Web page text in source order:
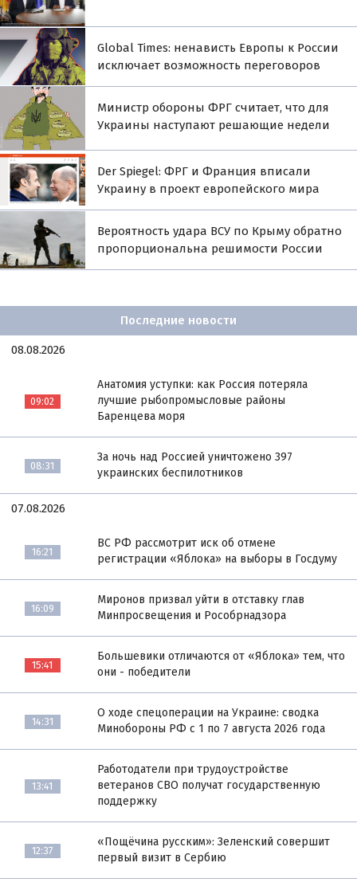
Global Times: ненависть Европы к России
исключает возможность переговоров
Министр обороны ФРГ считает, что для
Украины наступают решающие недели
Der Spiegel: ФРГ и Франция вписали
Украину в проект европейского мира
Вероятность удара ВСУ по Крыму обратно
пропорциональна решимости России
Последние новости
08.08.2026
09:02
Анатомия уступки: как Россия потеряла
лучшие рыбопромысловые районы
Баренцева моря
08:31
За ночь над Россией уничтожено 397
украинских беспилотников
07.08.2026
16:21
ВС РФ рассмотрит иск об отмене
регистрации «Яблока» на выборы в Госдуму
16:09
Миронов призвал уйти в отставку глав
Минпросвещения и Рособрнадзора
15:41
Большевики отличаются от «Яблока» тем, что
они - победители
14:31
О ходе спецоперации на Украине: сводка
Минобороны РФ с 1 по 7 августа 2026 года
13:41
Работодатели при трудоустройстве
ветеранов СВО получат государственную
поддержку
12:37
«Пощёчина русским»: Зеленский совершит
первый визит в Сербию